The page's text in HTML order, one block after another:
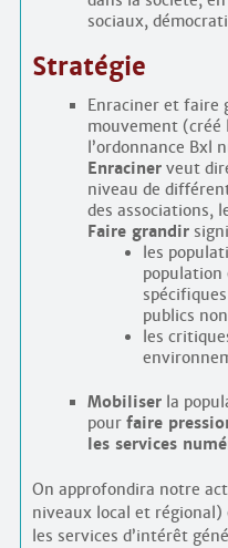
sociaux,
Stratégie
Enraciner et faire
mouvement (créé
l’ordonnance Bxl
Enracinerveut
niveau de
des associations,
Faire grandir
les
population
publics
les
Mobiliserla
pour faire
les services
On approfondira notre
niveaux local et
les services d’intérêt